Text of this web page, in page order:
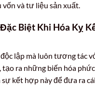
vốn và tư liệu sản xuất.
Biệt Khi Hóa Kỵ
lập mà luôn tương tác
tạo ra những biến hóa
kết hợp này để đưa ra